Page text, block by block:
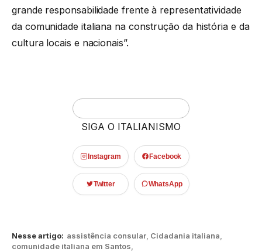
grande responsabilidade frente à representatividade
da comunidade italiana na construção da história e da
cultura locais e nacionais”.
SIGA O ITALIANISMO
Instagram Facebook
Twitter WhatsApp
Nesse artigo: assistência consular Cidadania italiana
comunidade italiana em Santos